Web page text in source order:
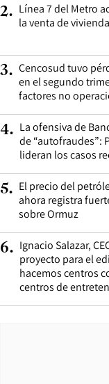
2. Línea 7 del Metro
la venta de
3. Cencosud tuvo
en el segundo
factores no
4. La ofensiva de
de “autofraudes”:
lideran los casos
5. El precio del
ahora registra
sobre Ormuz
6. Ignacio Salazar,
proyecto para el
hacemos centros
centros de